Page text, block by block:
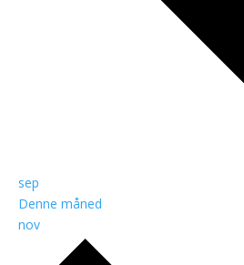
sep
Denne måned
nov